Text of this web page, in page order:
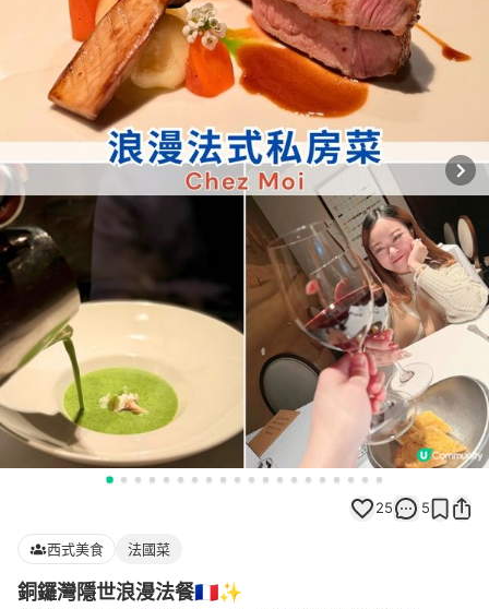
25 5
西式美食 法國菜
銅鑼灣隱世浪漫法餐🇫🇷✨